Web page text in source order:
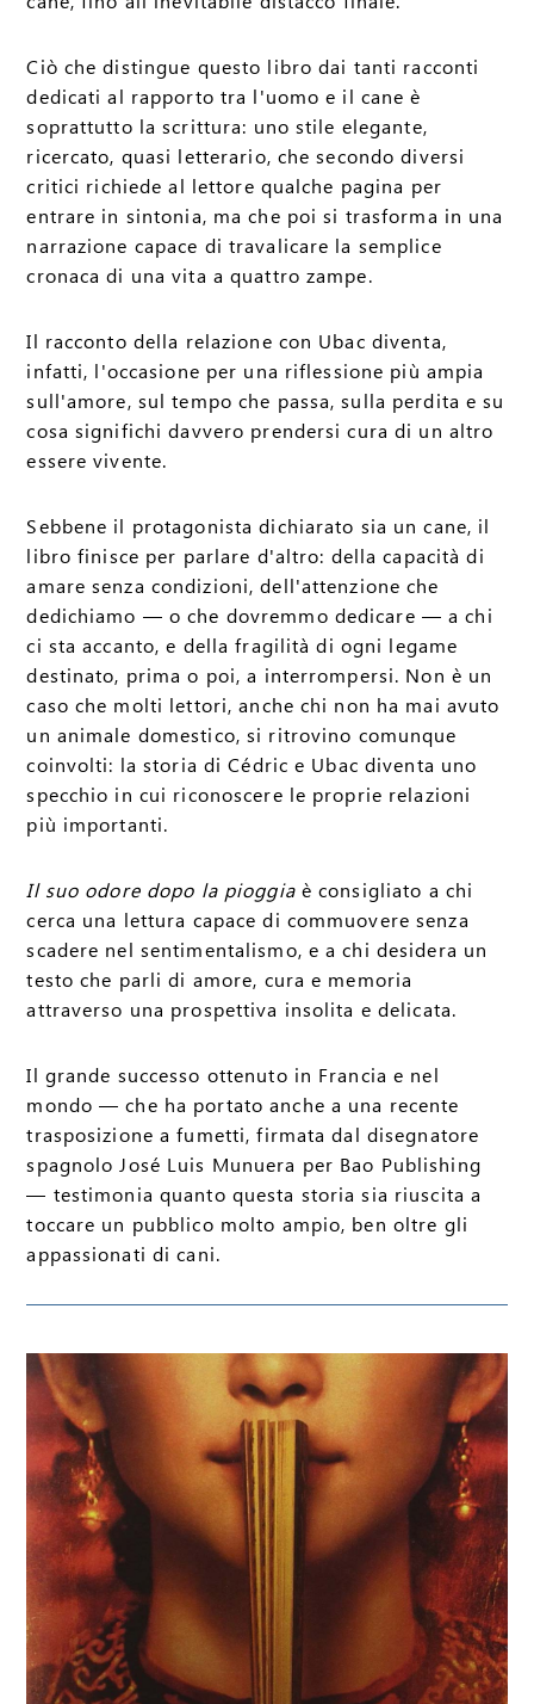
Ciò che distingue questo libro dai tanti racconti
dedicati al rapporto tra l'uomo e il cane è
soprattutto la scrittura: uno stile elegante,
ricercato, quasi letterario, che secondo diversi
critici richiede al lettore qualche pagina per
entrare in sintonia, ma che poi si trasforma in una
narrazione capace di travalicare la semplice
cronaca di una vita a quattro zampe.
Il racconto della relazione con Ubac diventa,
infatti, l'occasione per una riflessione più ampia
sull'amore, sul tempo che passa, sulla perdita e su
cosa significhi davvero prendersi cura di un altro
essere vivente.
Sebbene il protagonista dichiarato sia un cane, il
libro finisce per parlare d'altro: della capacità di
amare senza condizioni, dell'attenzione che
dedichiamo — o che dovremmo dedicare — a chi
ci sta accanto, e della fragilità di ogni legame
destinato, prima o poi, a interrompersi. Non è un
caso che molti lettori, anche chi non ha mai avuto
un animale domestico, si ritrovino comunque
coinvolti: la storia di Cédric e Ubac diventa uno
specchio in cui riconoscere le proprie relazioni
più importanti.
Il suo odore dopo la pioggiaè consigliato a chi
cerca una lettura capace di commuovere senza
scadere nel sentimentalismo, e a chi desidera un
testo che parli di amore, cura e memoria
attraverso una prospettiva insolita e delicata.
Il grande successo ottenuto in Francia e nel
mondo — che ha portato anche a una recente
trasposizione a fumetti, firmata dal disegnatore
spagnolo José Luis Munuera per Bao Publishing
— testimonia quanto questa storia sia riuscita a
toccare un pubblico molto ampio, ben oltre gli
appassionati di cani.